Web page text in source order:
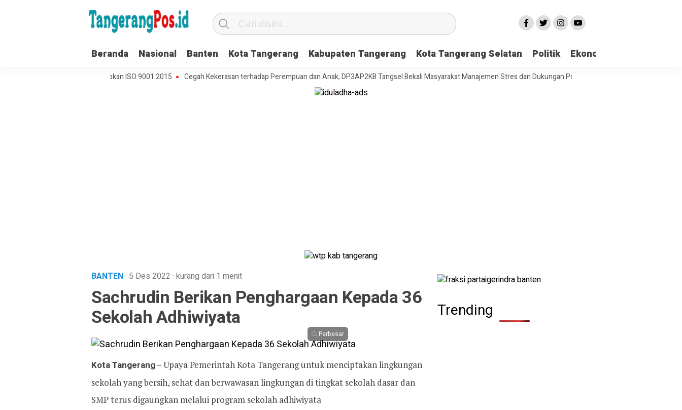
Beranda Nasional Banten Kota Tangerang Kabupaten Tangerang Kota Tangerang Selatan Politik Ekonomi
MUI Kota Tangerang Terapkan ISO 9001:2015 Cegah Kekerasan terhadap Perempuan dan Anak, DP3AP2KB Tangsel Bekali Masyarakat Manajemen Stres dan Dukungan Psikologi Awal
BANTEN· 5 Des 2022 · kurang dari 1 menit
Sachrudin Berikan Penghargaan Kepada 36
Sekolah Adhiwiyata
Perbesar
Kota Tangerang– Upaya Pemerintah Kota Tangerang untuk menciptakan lingkungan
sekolah yang bersih, sehat dan berwawasan lingkungan di tingkat sekolah dasar dan
SMP terus digaungkan melalui program sekolah adhiwiyata
Trending